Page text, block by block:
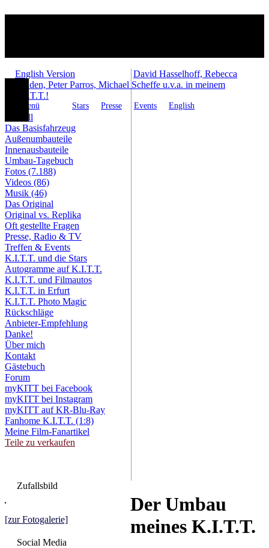
English Version
David Hasselhoff, Rebecca
Holden, Peter Parros, Michael Scheffe u.v.a. in meinem
K.I.T.T.!
Menü Stars Presse Events English
Aktuell
Das Basisfahrzeug
Außenumbauteile
Innenausbauteile
Umbau-Tagebuch
Fotos (7.188)
Videos (86)
Musik (46)
Das Original
Original vs. Replika
Oft gestellte Fragen
Presse, Radio & TV
Treffen & Events
K.I.T.T. und die Stars
Autogramme auf K.I.T.T.
K.I.T.T. und Filmautos
K.I.T.T. in Erfurt
K.I.T.T. Photo Magic
Rückschläge
Anbieter-Empfehlung
Danke!
Über mich
Kontakt
Gästebuch
Forum
myKITT bei Facebook
myKITT bei Instagram
myKITT auf KR-Blu-Ray
Fanhome K.I.T.T. (1:8)
Meine Film-Fanartikel
Teile zu verkaufen
Zufallsbild
[zur Fotogalerie]
Social Media
Der Umbau
meines K.I.T.T.